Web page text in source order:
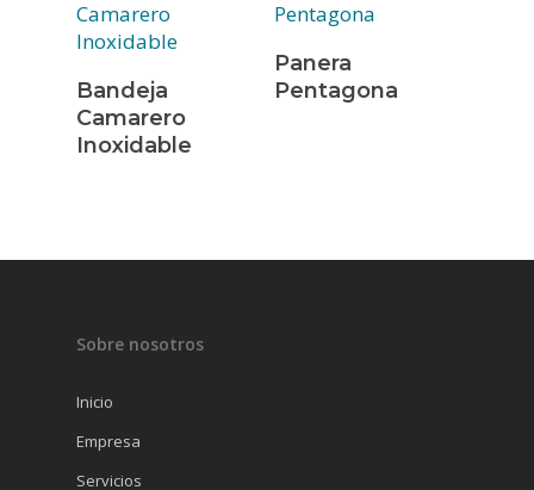
Leer Más
Bandeja
Camarero
Inoxidable
Panera
Pentagona
Sobre nosotros
Inicio
Empresa
Servicios
INICIO
EMPRESA